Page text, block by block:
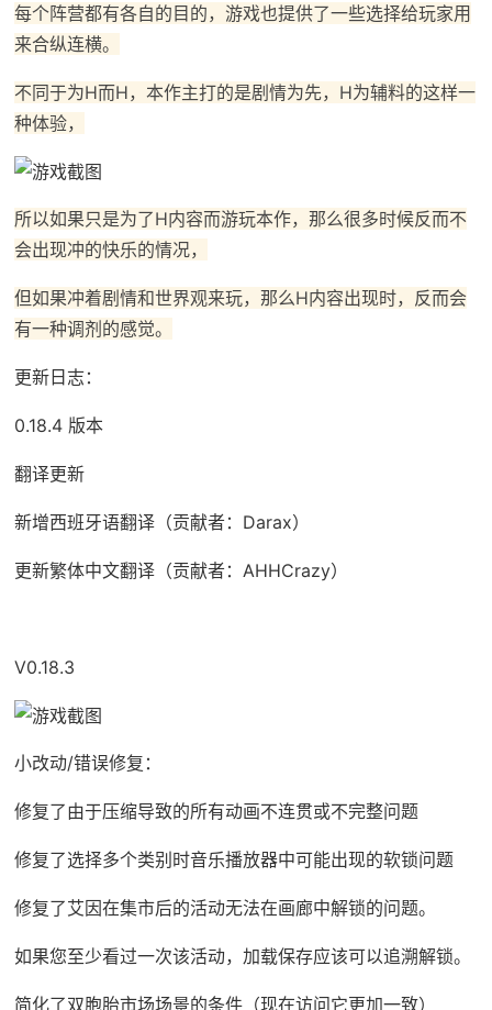
每个阵营都有各自的目的，游戏也提供了一些选择给玩家用
来合纵连横。
不同于为H而H，本作主打的是剧情为先，H为辅料的这样一
种体验，
所以如果只是为了H内容而游玩本作，那么很多时候反而不
会出现冲的快乐的情况，
但如果冲着剧情和世界观来玩，那么H内容出现时，反而会
有一种调剂的感觉。
更新日志：
0.18.4 版本
翻译更新
新增西班牙语翻译（贡献者：Darax）
更新繁体中文翻译（贡献者：AHHCrazy）
V0.18.3
小改动/错误修复：
修复了由于压缩导致的所有动画不连贯或不完整问题
修复了选择多个类别时音乐播放器中可能出现的软锁问题
修复了艾因在集市后的活动无法在画廊中解锁的问题。
如果您至少看过一次该活动，加载保存应该可以追溯解锁。
简化了双胞胎市场场景的条件（现在访问它更加一致）